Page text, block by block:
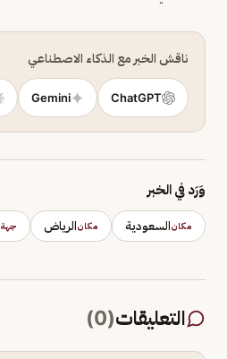
ناقش الخبر مع الذكاء الاصطناعي
ChatGPT
Gemini
وَرَد في الخبر
مكانالسعودية مكانالرياض جهة
التعليقات(
0
)